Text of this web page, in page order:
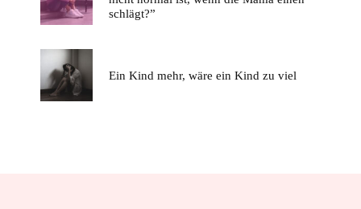
schlägt?”
Ein Kind mehr, wäre ein Kind zu viel